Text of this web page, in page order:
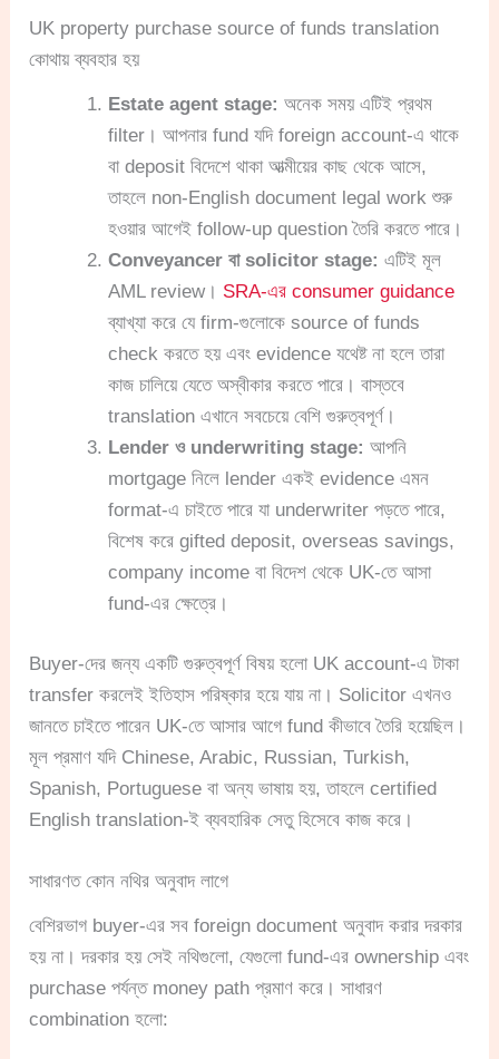
UK property purchase source of funds translation
কোথায় ব্যবহার হয়
Estate agent stage: অনেক সময় এটিই প্রথম
filter। আপনার fund যদি foreign account-এ থাকে
বা deposit বিদেশে থাকা আত্মীয়ের কাছ থেকে আসে,
তাহলে non-English document legal work শুরু
হওয়ার আগেই follow-up question তৈরি করতে পারে।
Conveyancer বা solicitor stage: এটিই মূল
AML review। SRA-এর consumer guidance
ব্যাখ্যা করে যে firm-গুলোকে source of funds
check করতে হয় এবং evidence যথেষ্ট না হলে তারা
কাজ চালিয়ে যেতে অস্বীকার করতে পারে। বাস্তবে
translation এখানে সবচেয়ে বেশি গুরুত্বপূর্ণ।
Lender ও underwriting stage: আপনি
mortgage নিলে lender একই evidence এমন
format-এ চাইতে পারে যা underwriter পড়তে পারে,
বিশেষ করে gifted deposit, overseas savings,
company income বা বিদেশ থেকে UK-তে আসা
fund-এর ক্ষেত্রে।
Buyer-দের জন্য একটি গুরুত্বপূর্ণ বিষয় হলো UK account-এ টাকা
transfer করলেই ইতিহাস পরিষ্কার হয়ে যায় না। Solicitor এখনও
জানতে চাইতে পারেন UK-তে আসার আগে fund কীভাবে তৈরি হয়েছিল।
মূল প্রমাণ যদি Chinese, Arabic, Russian, Turkish,
Spanish, Portuguese বা অন্য ভাষায় হয়, তাহলে certified
English translation-ই ব্যবহারিক সেতু হিসেবে কাজ করে।
সাধারণত কোন নথির অনুবাদ লাগে
বেশিরভাগ buyer-এর সব foreign document অনুবাদ করার দরকার
হয় না। দরকার হয় সেই নথিগুলো, যেগুলো fund-এর ownership এবং
purchase পর্যন্ত money path প্রমাণ করে। সাধারণ
combination হলো: